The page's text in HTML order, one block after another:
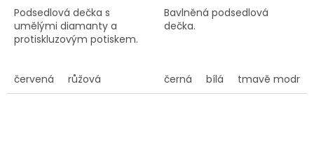
Podsedlová dečka s
umělými diamanty a
protiskluzovým potiskem.
červená růžová
Bavlněná podsedlová
dečka.
černá bílá tmavě modrá